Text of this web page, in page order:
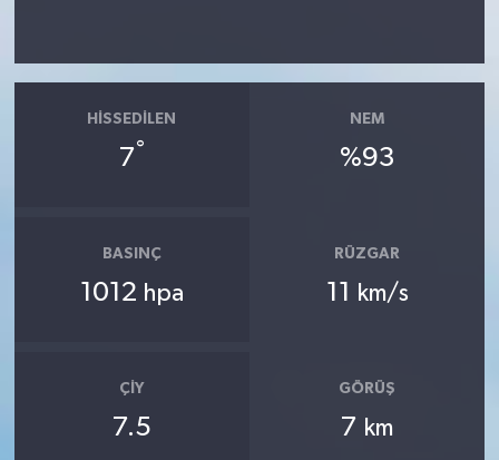
HISSEDILEN
7°
NEM
%93
BASINÇ
1012 hpa
RÜZGAR
11 km/s
ÇIY
7.5
GÖRÜŞ
7 km